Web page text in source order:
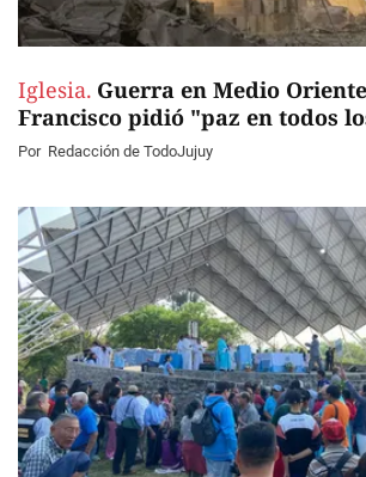
Iglesia. Guerra en Medio
Francisco pidió "paz en todos
Por Redacción de TodoJujuy